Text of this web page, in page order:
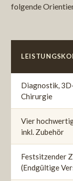
folgende
Diagnostik,
Chirurgie
Vier
inkl. Zubehör
Festsitzender
(Endgültige